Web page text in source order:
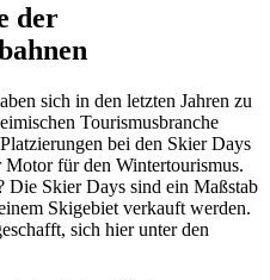
der
sich in den letzten Jahren zu
Tourismusbranche
bei den Skier Days
für den Wintertourismus.
Die Skier Days sind ein Maßstab
Skigebiet verkauft werden.
sich hier unter den